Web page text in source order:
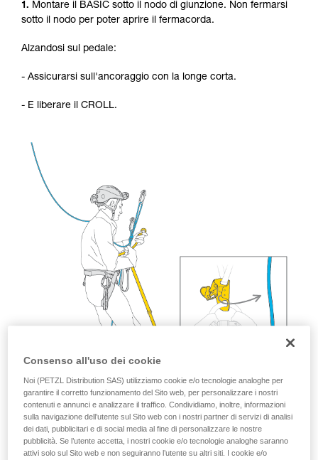
consultarlo. Dovete aver compreso le
informazioni dell’istruzione tecnica per poter
La padronanza di queste tecniche richiede una
Verificate con un professionista la vostra
sicurezza, prima di riprodurla autonomamente.
1. Montare il BASIC sotto il nodo di giunzione. Non fermarsi
sotto il nodo per poter aprire il fermacorda.
Alzandosi sul pedale:
- Assicurarsi sull'ancoraggio con la longe corta.
- E liberare il CROLL.
Consenso all'uso dei cookie
Noi (PETZL Distribution SAS) utilizziamo cookie e/o tecnologie analoghe per
garantire il corretto funzionamento del Sito web, per personalizzare i nostri
contenuti e annunci e analizzare il traffico. Condividiamo, inoltre, informazioni
sulla navigazione dell’utente sul Sito web con i nostri partner di servizi di analisi
dei dati, pubblicitari e di social media al fine di personalizzare le nostre
pubblicità. Se l’utente accetta, i nostri cookie e/o tecnologie analoghe saranno
attivi solo sul Sito web e non seguiranno l’utente su altri siti. I cookie e/o